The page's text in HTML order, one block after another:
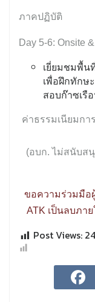
ภาคปฏิบัติ
Day 5-6: Onsite
เยี่ยมชมพื้น
เพื่อฝึกทักษ
สอบก๊าซเรื
ค่าธรรมเนียมก
(อบก. ไม่สนับส
ขอความร่วมมือ
ATK เป็นลบภา
Post Views: